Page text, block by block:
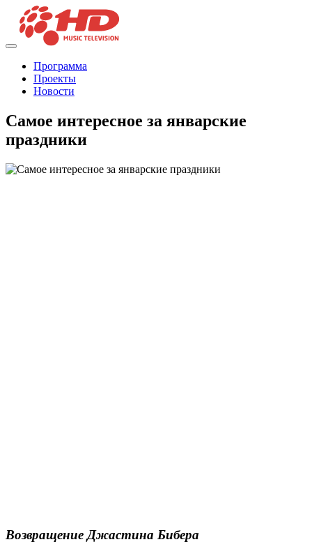
Программа
Проекты
Новости
Самое интересное за январские
праздники
Возвращение Джастина Бибера